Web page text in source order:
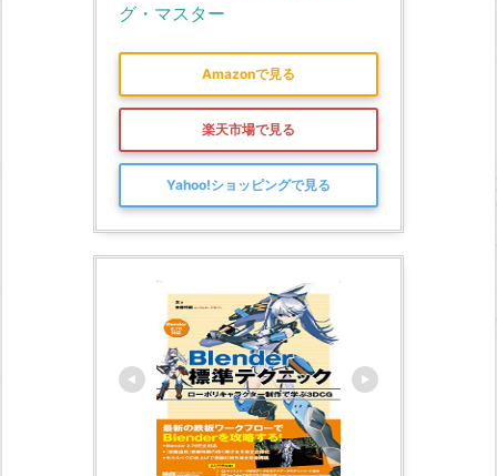
グ・マスター
Amazonで見る
楽天市場で見る
Yahoo!ショッピングで見る